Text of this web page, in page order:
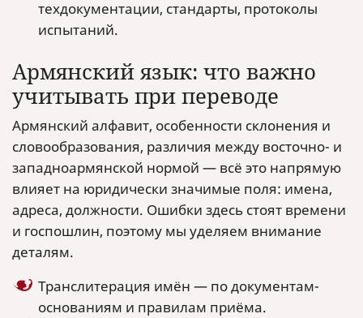
техдокументации, стандарты, протоколы
испытаний.
Армянский язык: что важно
учитывать при переводе
Армянский алфавит, особенности склонения и
словообразования, различия между восточно- и
западноармянской нормой — всё это напрямую
влияет на юридически значимые поля: имена,
адреса, должности. Ошибки здесь стоят времени
и госпошлин, поэтому мы уделяем внимание
деталям.
Транслитерация имён — по документам-
основаниям и правилам приёма.